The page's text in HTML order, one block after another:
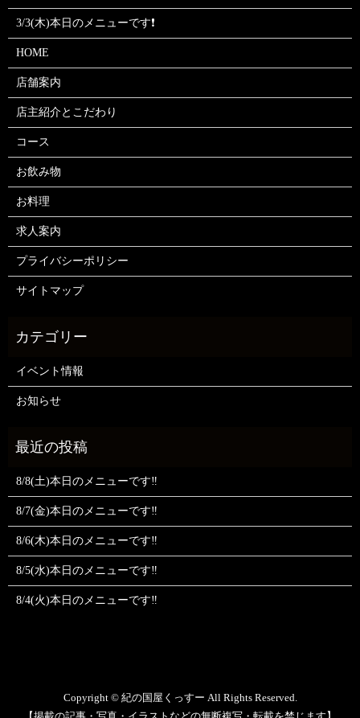
3/3(木)本日のメニューです❗
HOME
店舗案内
店主紹介とこだわり
コース
お飲み物
お料理
求人案内
プライバシーポリシー
サイトマップ
イベント情報
お知らせ
8/8(土)本日のメニューです‼️
8/7(金)本日のメニューです‼️
8/6(木)本日のメニューです‼️
8/5(水)本日のメニューです‼️
8/4(火)本日のメニューです‼️
Copyright © 紀の国屋くっすー All Rights Reserved.